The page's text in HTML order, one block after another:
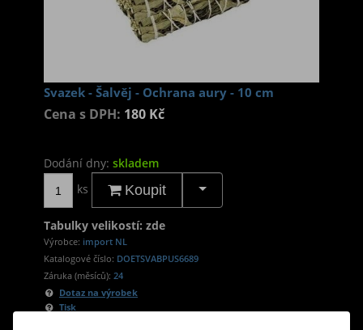
Svazek - Šalvěj - Ochrana aury - 10 cm
Cena s DPH: 180 Kč
Dodání dny: skladem
ks
Koupit
Tabulky velikostí: zde
Výrobce: import NL
Katalogové číslo: DOETSVABPUS6689
Záruka (měsíců): 24
Dotaz na výrobek
Tisk